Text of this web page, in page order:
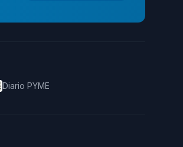
Diario PYME